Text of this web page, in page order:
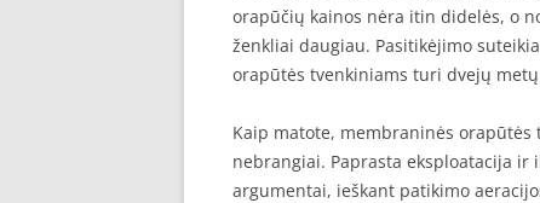
orapūčių kainos nėra itin didelės, o
ženkliai daugiau. Pasitikėjimo
orapūtės tvenkiniams turi dvejų
Kaip matote, membraninės
nebrangiai. Paprasta eksploatacija
argumentai, ieškant patikimo